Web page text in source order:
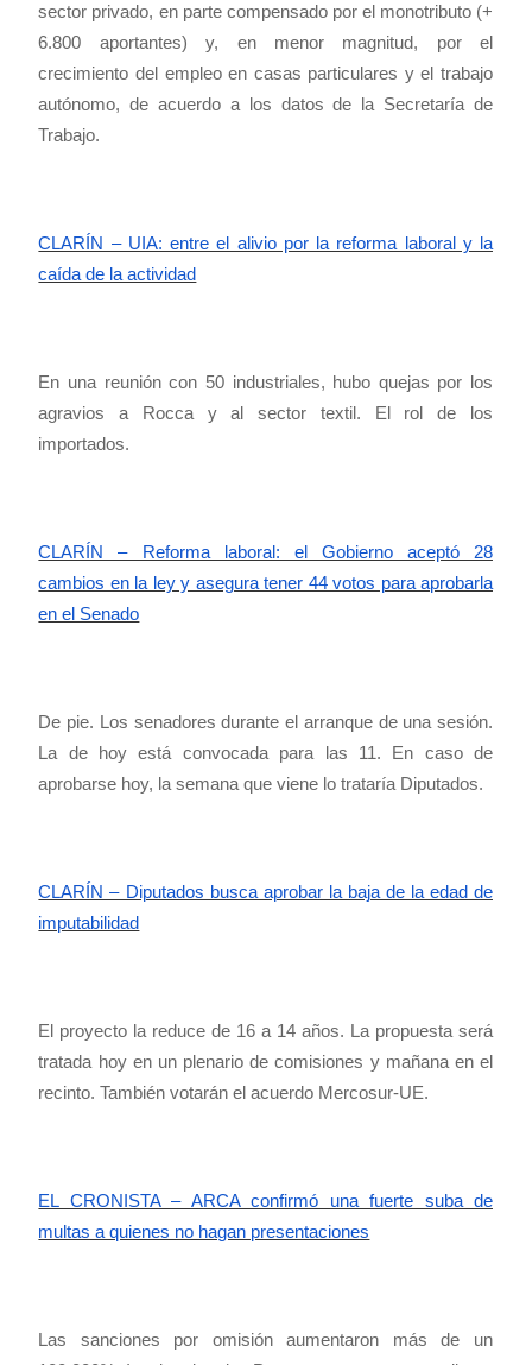
sector privado, en parte compensado por el monotributo (+
6.800 aportantes) y, en menor magnitud, por el
crecimiento del empleo en casas particulares y el trabajo
autónomo, de acuerdo a los datos de la Secretaría de
Trabajo.
CLARÍN – UIA: entre el alivio por la reforma laboral y la
caída de la actividad
En una reunión con 50 industriales, hubo quejas por los
agravios a Rocca y al sector textil. El rol de los
importados.
CLARÍN – Reforma laboral: el Gobierno aceptó 28
cambios en la ley y asegura tener 44 votos para aprobarla
en el Senado
De pie. Los senadores durante el arranque de una sesión.
La de hoy está convocada para las 11. En caso de
aprobarse hoy, la semana que viene lo trataría Diputados.
CLARÍN – Diputados busca aprobar la baja de la edad de
imputabilidad
El proyecto la reduce de 16 a 14 años. La propuesta será
tratada hoy en un plenario de comisiones y mañana en el
recinto. También votarán el acuerdo Mercosur-UE.
EL CRONISTA – ARCA confirmó una fuerte suba de
multas a quienes no hagan presentaciones
Las sanciones por omisión aumentaron más de un